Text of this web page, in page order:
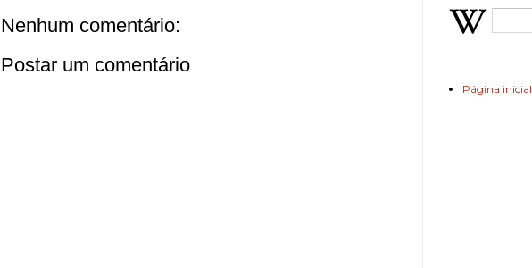
Nenhum comentário:
Postar um comentário
Página inicial